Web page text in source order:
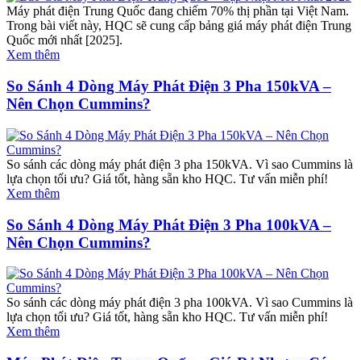
Máy phát điện Trung Quốc đang chiếm 70% thị phần tại Việt Nam.
Trong bài viết này, HQC sẽ cung cấp bảng giá máy phát điện Trung
Quốc mới nhất [2025].
Xem thêm
So Sánh 4 Dòng Máy Phát Điện 3 Pha 150kVA –
Nên Chọn Cummins?
So sánh các dòng máy phát điện 3 pha 150kVA. Vì sao Cummins là
lựa chọn tối ưu? Giá tốt, hàng sẵn kho HQC. Tư vấn miễn phí!
Xem thêm
So Sánh 4 Dòng Máy Phát Điện 3 Pha 100kVA –
Nên Chọn Cummins?
So sánh các dòng máy phát điện 3 pha 100kVA. Vì sao Cummins là
lựa chọn tối ưu? Giá tốt, hàng sẵn kho HQC. Tư vấn miễn phí!
Xem thêm